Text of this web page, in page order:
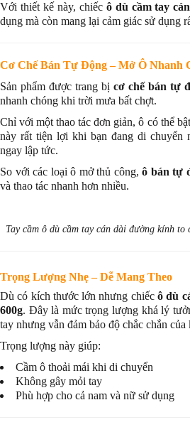
Với thiết kế này, chiếc ô dù cầm tay
dụng mà còn mang lại cảm giác sử dụng
Cơ Chế Bán Tự Động – Mở Ô Nhanh
Sản phẩm được trang bị cơ chế bán tự
nhanh chóng khi trời mưa bất chợt.
Chỉ với một thao tác đơn giản, ô có thể
này rất tiện lợi khi bạn đang di chuyển
ngay lập tức.
So với các loại ô mở thủ công, ô bán tự
và thao tác nhanh hơn nhiều.
Tay cầm ô dù cầm tay cán dài đường kính
Trọng Lượng Nhẹ – Dễ Mang Theo
Dù có kích thước lớn nhưng chiếc ô dù
600g. Đây là mức trọng lượng khá lý
tay nhưng vẫn đảm bảo độ chắc chắn của
Trọng lượng này giúp:
Cầm ô thoải mái khi di chuyển
Không gây mỏi tay
Phù hợp cho cả nam và nữ sử dụng